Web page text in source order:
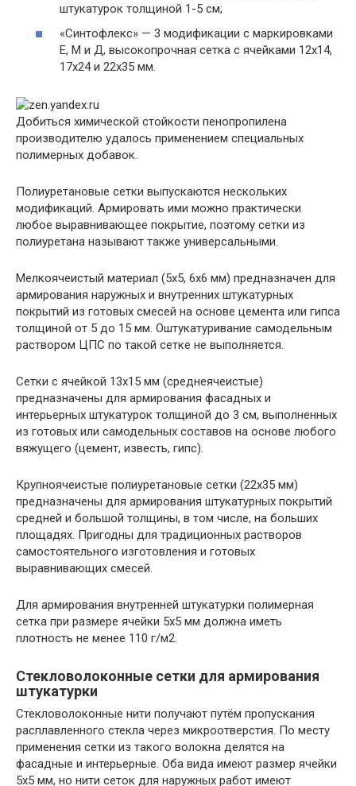
штукатурок толщиной 1-5 см;
«Синтофлекс» — 3 модификации с маркировками
Е, М и Д, высокопрочная сетка с ячейками 12х14,
17х24 и 22х35 мм.
Добиться химической стойкости пенопропилена
производителю удалось применением специальных
полимерных добавок.
Полиуретановые сетки выпускаются нескольких
модификаций. Армировать ими можно практически
любое выравнивающее покрытие, поэтому сетки из
полиуретана называют также универсальными.
Мелкоячеистый материал (5х5, 6х6 мм) предназначен для
армирования наружных и внутренних штукатурных
покрытий из готовых смесей на основе цемента или гипса
толщиной от 5 до 15 мм. Оштукатуривание самодельным
раствором ЦПС по такой сетке не выполняется.
Сетки с ячейкой 13х15 мм (среднеячеистые)
предназначены для армирования фасадных и
интерьерных штукатурок толщиной до 3 см, выполненных
из готовых или самодельных составов на основе любого
вяжущего (цемент, известь, гипс).
Крупноячеистые полиуретановые сетки (22х35 мм)
предназначены для армирования штукатурных покрытий
средней и большой толщины, в том числе, на больших
площадях. Пригодны для традиционных растворов
самостоятельного изготовления и готовых
выравнивающих смесей.
Для армирования внутренней штукатурки полимерная
сетка при размере ячейки 5х5 мм должна иметь
плотность не менее 110 г/м2.
Стекловолоконные сетки для армирования
штукатурки
Стекловолоконные нити получают путём пропускания
расплавленного стекла через микроотверстия. По месту
применения сетки из такого волокна делятся на
фасадные и интерьерные. Оба вида имеют размер ячейки
5х5 мм, но нити сеток для наружных работ имеют